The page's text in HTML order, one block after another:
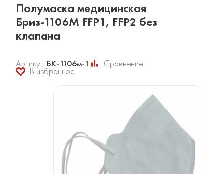
Полумаска медицинская
Бриз-1106М FFP1, FFP2 без
клапана
Артикул: БК-1106м-1 Сравнение
В избранное